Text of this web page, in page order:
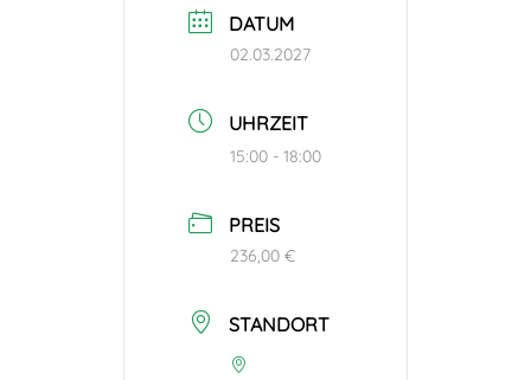
DATUM
02.03.2027
UHRZEIT
15:00 - 18:00
PREIS
236,00 €
STANDORT